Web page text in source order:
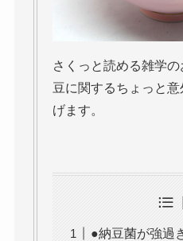
さくっと読める雑学
豆に関するちょっと
げます。
●納豆菌が強過